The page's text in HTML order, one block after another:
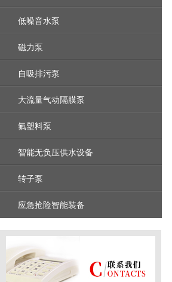
低噪音水泵
磁力泵
自吸排污泵
大流量气动隔膜泵
氟塑料泵
智能无负压供水设备
转子泵
应急抢险智能装备